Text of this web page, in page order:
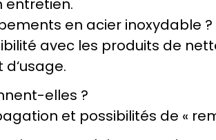
entretien.
en acier inoxydable
avec les produits de
elles ?
et possibilités de «